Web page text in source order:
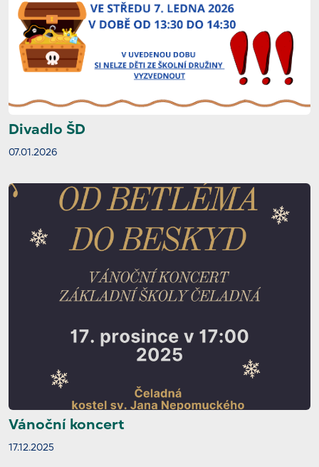
Divadlo ŠD
07.01.2026
Vánoční koncert
17.12.2025